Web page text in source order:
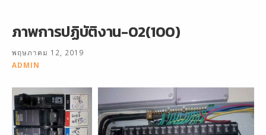
ภาพการปฏิบัติงาน-02(100)
พฤษภาคม 12, 2019
ADMIN